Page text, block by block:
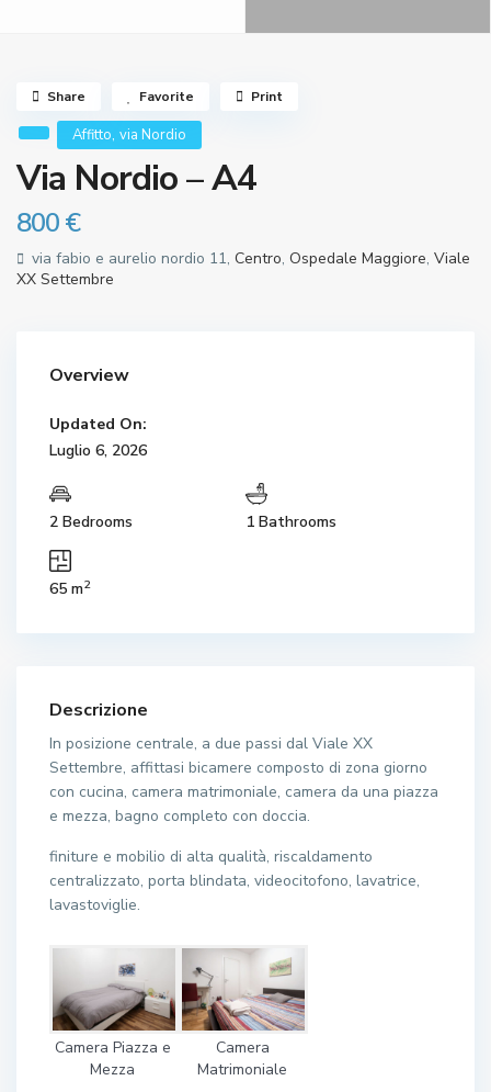
Affitto, via Nordio
Via Nordio – A4
800 €
via fabio e aurelio nordio 11, Centro, Ospedale Maggiore, Viale
XX Settembre
Share Favorite Print
Overview
Updated On:
Luglio 6, 2026
2 Bedrooms 1 Bathrooms
65 m2
Descrizione
In posizione centrale, a due passi dal Viale XX
Settembre, affittasi bicamere composto di zona giorno
con cucina, camera matrimoniale, camera da una piazza
e mezza, bagno completo con doccia.
finiture e mobilio di alta qualità, riscaldamento
centralizzato, porta blindata, videocitofono, lavatrice,
lavastoviglie.
Camera Piazza e
Mezza
Camera
Matrimoniale